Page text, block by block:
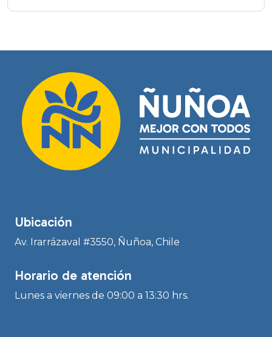
Ubicación
Av. Irarrázaval #3550, Ñuñoa, Chile
Horario de atención
Lunes a viernes de 09:00 a 13:30 hrs.